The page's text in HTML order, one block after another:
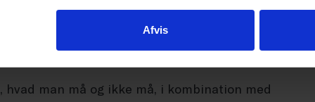
Afvis
og rettighedshavernes interesser
man må og ikke må, i kombination med